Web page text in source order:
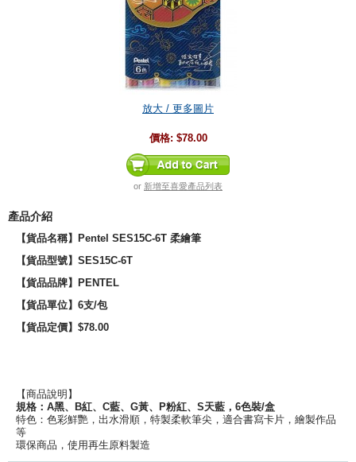
放大 / 更多圖片
價格: $78.00
or 新增至喜愛產品列表
產品介紹
【貨品名稱】Pentel SES15C-6T 柔繪筆
【貨品型號】 SES15C-6T
【貨品品牌】
PENTEL
【貨品單位】6支/包
【貨品定價】$78.00
【商品說明】
規格：A黑、B紅、C藍、G黃、P粉紅、S天藍，6色裝/盒
特色：色彩鮮艷，出水滑順，特製柔軟筆尖，適合書寫卡片，繪製作品
等
環保商品，使用再生原料製造